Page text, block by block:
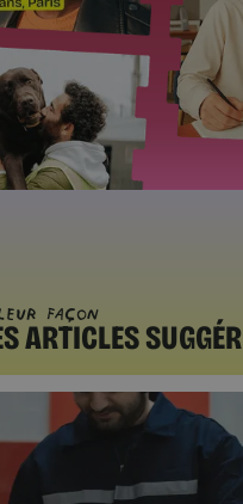
pratiques
électronique : ce qui
| Chance
FAÇON
ARTICLES